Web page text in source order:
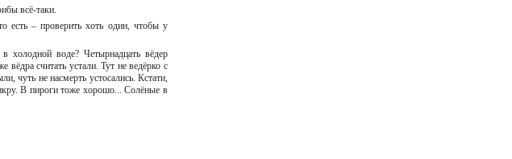
всё-таки.
есть – проверить хоть один, чтобы у
холодной воде? Четырнадцать вёдер
считать устали. Тут не ведёрко с
чуть не насмерть устосались. Кстати,
В пироги тоже хорошо... Солёные в